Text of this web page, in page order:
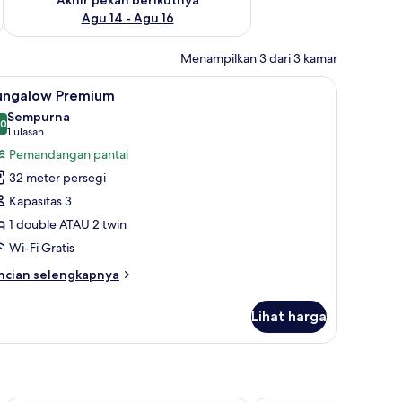
Agu 14 - Agu 16
Menampilkan 3 dari 3 kamar
dan tirai kedap cahaya
8 Premium
dari 10
Sempurna
1 ulasan
(1
ulasan)
Pemandangan pantai
32 meter persegi
Kapasitas 3
1 double ATAU 2 twin
Wi-Fi Gratis
selengkapnya
Lihat harga